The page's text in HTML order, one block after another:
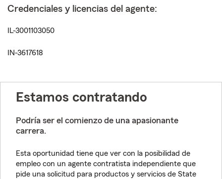
Credenciales y licencias del agente:
IL-3001103050
IN-3617618
Estamos contratando
Podría ser el comienzo de una apasionante
carrera.
Esta oportunidad tiene que ver con la posibilidad de
empleo con un agente contratista independiente que
pide una solicitud para productos y servicios de State